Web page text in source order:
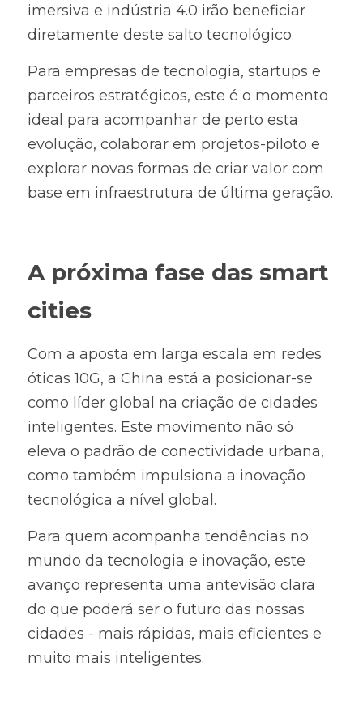
imersiva e indústria 4.0 irão beneficiar
diretamente deste salto tecnológico.
Para empresas de tecnologia, startups e
parceiros estratégicos, este é o momento
ideal para acompanhar de perto esta
evolução, colaborar em projetos-piloto e
explorar novas formas de criar valor com
base em infraestrutura de última geração.
A próxima fase das smart
cities
Com a aposta em larga escala em redes
óticas 10G, a China está a posicionar-se
como líder global na criação de cidades
inteligentes. Este movimento não só
eleva o padrão de conectividade urbana,
como também impulsiona a inovação
tecnológica a nível global.
Para quem acompanha tendências no
mundo da tecnologia e inovação, este
avanço representa uma antevisão clara
do que poderá ser o futuro das nossas
cidades - mais rápidas, mais eficientes e
muito mais inteligentes.